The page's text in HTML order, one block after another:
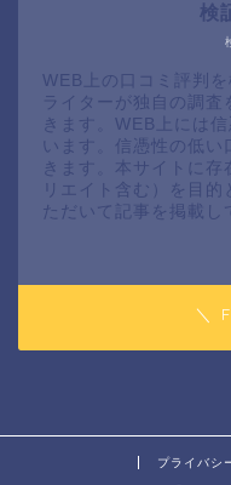
検
WEB上の口コミ評判
ライターが独自の調
きます。WEB上には
います。信憑性の低
きます。本サイトに存
リエイト含む）を目
ただいて記事を掲載し
＼
プライバシ